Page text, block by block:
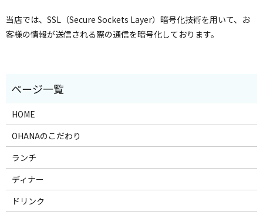
当店では、SSL（Secure Sockets Layer）暗号化技術を用いて、お
客様の情報が送信される際の通信を暗号化しております。
HOME
OHANAのこだわり
ランチ
ディナー
ドリンク